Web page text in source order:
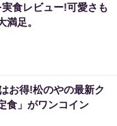
食レビュー!可愛さも
足。
お得!松のやの最新ク
食」がワンコイン